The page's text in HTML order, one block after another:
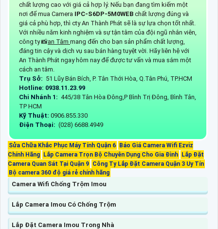
chất lượng cao với giá cả hợp lý. Nếu bạn đang tìm kiếm một
nơi để mua Camera IPC-S6DP-5M0WEB chất lượng đúng và
giá cả phù hợp, thì cty An Thành Phát sẽ là sự lựa chọn tốt nhất.
Với nhiều năm kinh nghiệm và sự tận tâm của đội ngũ nhân viên,
công ty 📸an Tâm mang đến cho bạn sản phẩm chất lượng,
đáng tin cậy và dịch vụ sau bán hàng tuyệt vời. Hãy liên hệ với
An Thành Phát ngay hôm nay để được tư vấn và mua sắm một
cách an tâm.
Trụ Sở: 51 Lũy Bán Bích, P. Tân Thới Hòa, Q.Tân Phú, TP.HCM
Hotline: 0938.11.23.99
Chi Nhánh 1: 445/38 Tân Hòa Đông,P Bình Trị Đông, Bình Tân,
TP HCM
Kỹ Thuật: 0906.855.330
Điện Thoại: (028) 6688.4949
Sửa Chữa Khắc Phục Máy Tính Quận 6 Báo Giá Camera Wifi Ezviz
Chính Hãng Lắp Camera Trọn Bộ Chuyên Dụng Cho Gia Đình Lắp Đặt
Camera Quan Sát Tại Quận 9 Công Ty Lắp Đặt Camera Quận 3 Uy Tín
Bộ camera 360 độ giá rẻ chính hãng
Camera Wifi Chống Trộm Imou
Lắp Camera Imou Có Chống Trộm
Lắp Đặt Camera Imou Trong Nhà